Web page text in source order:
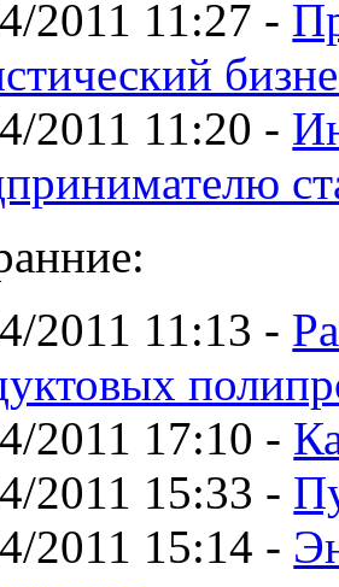
2011 11:27 -
2011 11:20 -
2011 11:13 -
2011 17:10 -
2011 15:33 -
2011 15:14 -